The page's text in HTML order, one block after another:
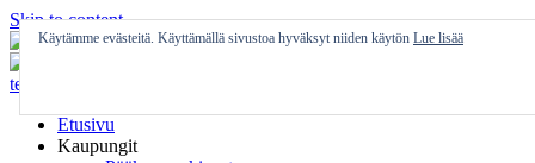
Skip to content
Etusivu
Kaupungit
Käytämme evästeitä. Käyttämällä sivustoa hyväksyt niiden käytön Lue lisää